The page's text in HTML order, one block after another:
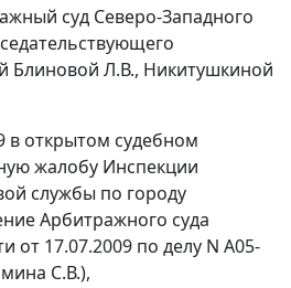
суд Северо-Западного
Блиновой Л.В., Никитушкиной
в открытом судебном
жалобу Инспекции
службы по городу
Арбитражного суда
от 17.07.2009 по делу N А05-
С.В.),